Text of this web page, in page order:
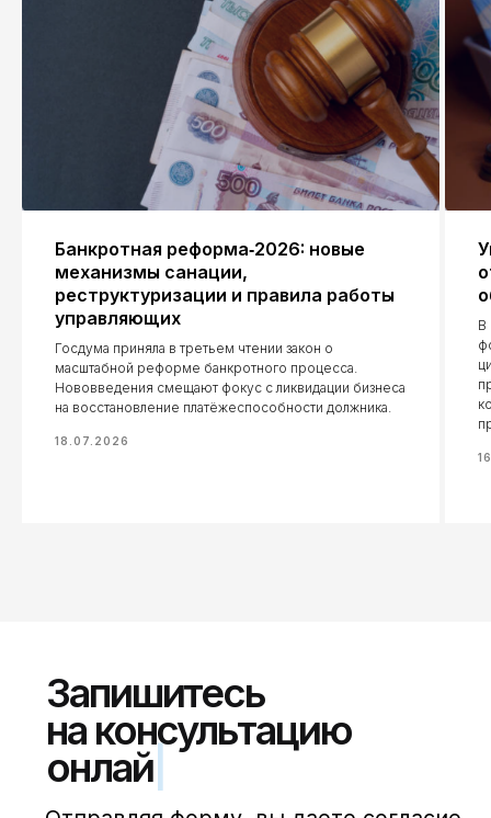
Банкротная реформа‑2026: новые
механизмы санации,
реструктуризации и правила работы
управляющих
Госдума приняла в третьем чтении закон о
масштабной реформе банкротного процесса.
Нововведения смещают фокус с ликвидации бизнеса
на восстановление платёжеспособности должника.
18.07.2026
В
Москва, Руновский переулок, 8с1
Москва, Семёновская площадь, 7к17
Порядок обработки персональных
данных, юридически значимая